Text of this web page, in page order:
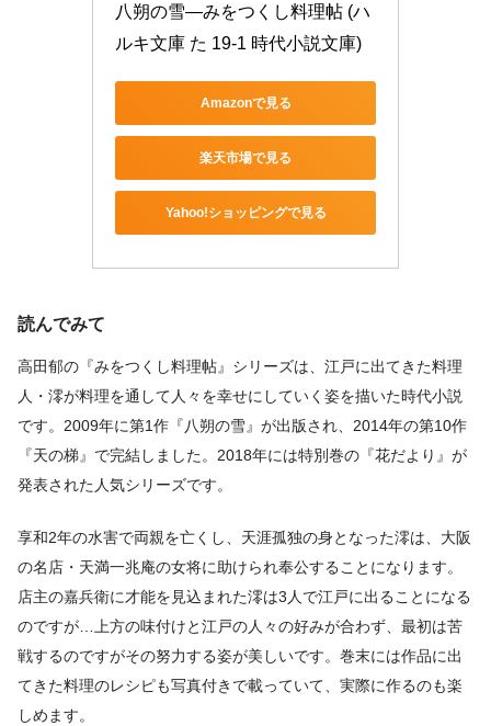
八朔の雪―みをつくし料理帖 (ハ
ルキ文庫 た 19-1 時代小説文庫)
Amazonで見る
楽天市場で見る
Yahoo!ショッピングで見る
読んでみて
高田郁の『みをつくし料理帖』シリーズは、江戸に出てきた料理
人・澪が料理を通して人々を幸せにしていく姿を描いた時代小説
です。2009年に第1作『八朔の雪』が出版され、2014年の第10作
『天の梯』で完結しました。2018年には特別巻の『花だより』が
発表された人気シリーズです。
享和2年の水害で両親を亡くし、天涯孤独の身となった澪は、大阪
の名店・天満一兆庵の女将に助けられ奉公することになります。
店主の嘉兵衛に才能を見込まれた澪は3人で江戸に出ることになる
のですが…上方の味付けと江戸の人々の好みが合わず、最初は苦
戦するのですがその努力する姿が美しいです。巻末には作品に出
てきた料理のレシピも写真付きで載っていて、実際に作るのも楽
しめます。